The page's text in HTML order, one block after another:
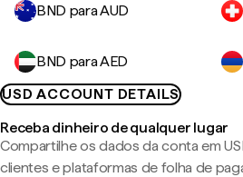
BND para AUD
BND para AED
USD ACCOUNT DETAILS
Receba dinheiro de qualquer lugar
Compartilhe os dados da conta em
clientes e plataformas de folha de